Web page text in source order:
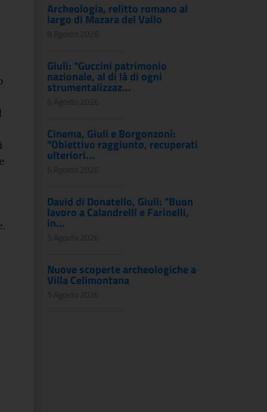
Archeologia, relitto romano al
largo di Mazara del Vallo
8 Agosto 2026
Giuli: "Guccini patrimonio
nazionale, al di là di ogni
strumentalizzaz...
6 Agosto 2026
Cinema, Giuli e Borgonzoni:
"Obiettivo raggiunto, recuperati
ulteriori...
6 Agosto 2026
David di Donatello, Giuli: "Buon
lavoro a Calandrelli e Farinelli,
in...
5 Agosto 2026
Nuove scoperte archeologiche a
Villa Celimontana
5 Agosto 2026